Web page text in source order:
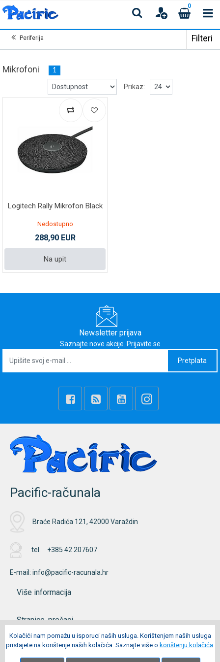
0
Periferija Filteri
Mikrofoni 1
Prikaz:
Logitech Rally Mikrofon Black
Nedostupno
288,90 EUR
Na upit
Newsletter prijava
Saznajte nove akcije. Prijavite se
Pretplata
Pacific-računala
Braće Radića 121, 42000 Varaždin
tel. +385 42 207607
E-mail: info@pacific-racunala.hr
Više informacija
Stranice, prečaci
Moj račun
Kolačići nam pomažu u isporuci naših usluga. Korištenjem naših usluga
pristajete na korištenje naših kolačića. Saznajte više o korištenju kolačića.